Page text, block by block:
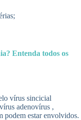
Entenda todos os
vírus sincicial
adenovírus ,
podem estar envolvidos.